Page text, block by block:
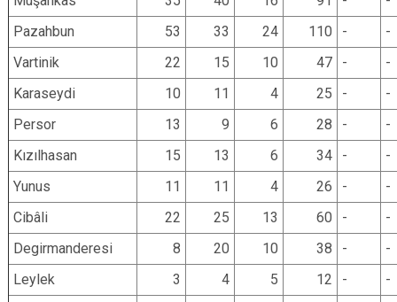
Pazahbun
53 33 24 110 -
-
Vartinik
22 15 10 47 -
-
Karaseydi
10 11 4 25 -
-
Persor
13 9 6 28 -
-
Kızılhasan
15 13 6 34 -
-
Yunus
11 11 4 26 -
-
Cibâli
22 25 13 60 -
-
Degirmanderesi
8 20 10 38 -
-
Leylek
3 4 5 12 -
-